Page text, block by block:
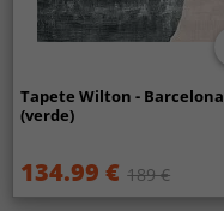
Tapete Wilton - Barcelona
(verde)
134.99 € 189 €